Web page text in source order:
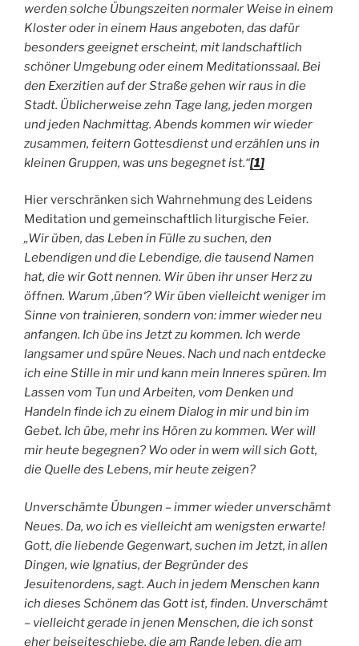
werden solche Übungszeiten normaler Weise in einem
Kloster oder in einem Haus angeboten, das dafür
besonders geeignet erscheint, mit landschaftlich
schöner Umgebung oder einem Meditationssaal. Bei
den Exerzitien auf der Straße gehen wir raus in die
Stadt. Üblicherweise zehn Tage lang, jeden morgen
und jeden Nachmittag. Abends kommen wir wieder
zusammen, feitern Gottesdienst und erzählen uns in
kleinen Gruppen, was uns begegnet ist.“[1]
Hier verschränken sich Wahrnehmung des Leidens
Meditation und gemeinschaftlich liturgische Feier.
„Wir üben, das Leben in Fülle zu suchen, den
Lebendigen und die Lebendige, die tausend Namen
hat, die wir Gott nennen. Wir üben ihr unser Herz zu
öffnen. Warum ‚üben‘? Wir üben vielleicht weniger im
Sinne von trainieren, sondern von: immer wieder neu
anfangen. Ich übe ins Jetzt zu kommen. Ich werde
langsamer und spüre Neues. Nach und nach entdecke
ich eine Stille in mir und kann mein Inneres spüren. Im
Lassen vom Tun und Arbeiten, vom Denken und
Handeln finde ich zu einem Dialog in mir und bin im
Gebet. Ich übe, mehr ins Hören zu kommen. Wer will
mir heute begegnen? Wo oder in wem will sich Gott,
die Quelle des Lebens, mir heute zeigen?
Unverschämte Übungen – immer wieder unverschämt
Neues. Da, wo ich es vielleicht am wenigsten erwarte!
Gott, die liebende Gegenwart, suchen im Jetzt, in allen
Dingen, wie Ignatius, der Begründer des
Jesuitenordens, sagt. Auch in jedem Menschen kann
ich dieses Schönem das Gott ist, finden. Unverschämt
– vielleicht gerade in jenen Menschen, die ich sonst
eher beiseiteschiebe, die am Rande leben, die am